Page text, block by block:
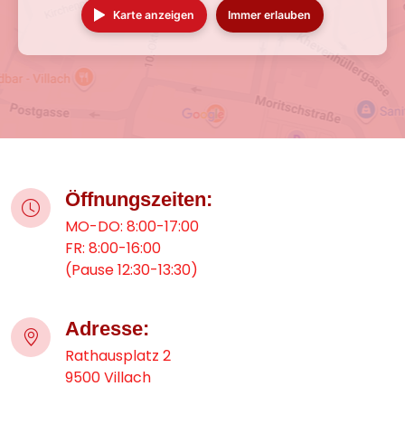
Karte anzeigen Immer erlauben
Öffnungszeiten:
MO-DO: 8:00-17:00
FR: 8:00-16:00
(Pause 12:30-13:30)
Adresse:
Rathausplatz 2
9500 Villach